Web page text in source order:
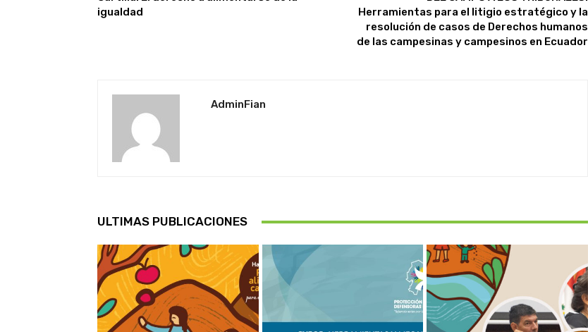
igualdad
Herramientas para el litigio estratégico y la
resolución de casos de Derechos humanos
de las campesinas y campesinos en Ecuador
AdminFian
ULTIMAS PUBLICACIONES